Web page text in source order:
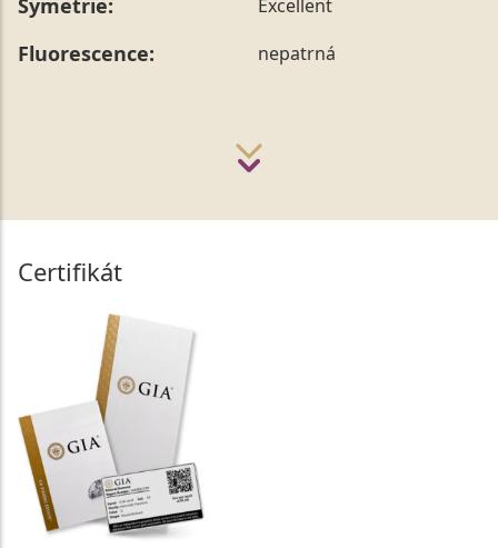
Excellent
Fluorescence: nepatrná
Certifikát